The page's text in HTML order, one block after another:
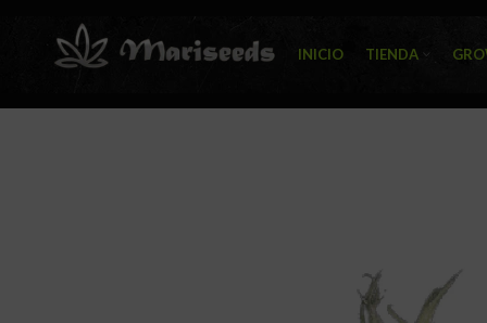
INICIO TIENDA